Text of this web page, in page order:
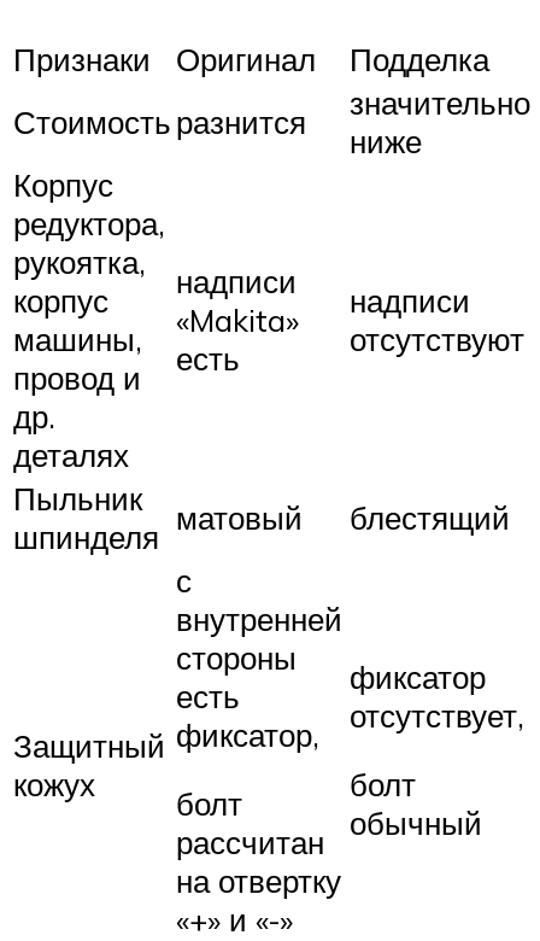
Признаки Оригинал
Подделка
Стоимостьразнится
значительно
ниже
Корпус
редуктора,
рукоятка,
корпус
машины,
провод и
др.
деталях
надписи
«Makita»
есть
надписи
отсутствуют
Пыльник
шпинделя матовый блестящий
Защитный
кожух
с
внутренней
стороны
есть
фиксатор,
болт
рассчитан
на отвертку
«+» и «-»
фиксатор
отсутствует,
болт
обычный